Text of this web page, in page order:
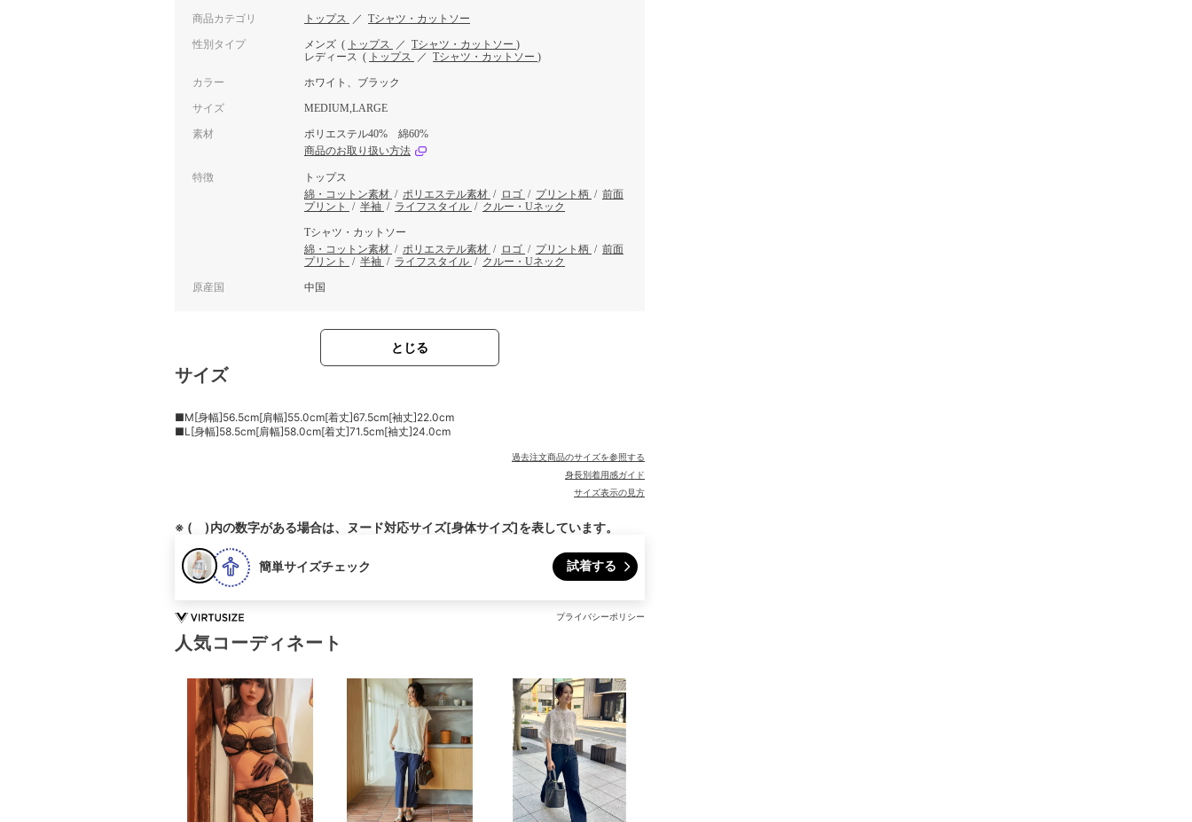
商品カテゴリ トップス ／ Tシャツ・カットソー
性別タイプ メンズ ( トップス ／ Tシャツ・カットソー )
レディース ( トップス ／ Tシャツ・カットソー )
カラー ホワイト、ブラック
サイズ MEDIUM,LARGE
素材
ポリエステル40% 綿60%
商品のお取り扱い方法
特徴
トップス
綿・コットン素材 / ポリエステル素材 / ロゴ / プリント柄 / 前面
プリント
/ 半袖 / ライフスタイル / クルー・Uネック
Tシャツ・カットソー
綿・コットン素材 / ポリエステル素材 / ロゴ / プリント柄 / 前面
プリント
/ 半袖 / ライフスタイル / クルー・Uネック
原産国 中国
とじる
サイズ
■M[身幅]56.5cm[肩幅]55.0cm[着丈]67.5cm[袖丈]22.0cm
■L[身幅]58.5cm[肩幅]58.0cm[着丈]71.5cm[袖丈]24.0cm
過去注文商品のサイズを参照する
身長別着用感ガイド
サイズ表示の見方
※ ( )内の数字がある場合は、ヌード対応サイズ[身体サイズ]を表しています。
簡単サイズチェック 試着する
プライバシーポリシー
人気コーディネート